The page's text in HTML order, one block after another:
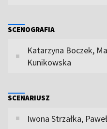
SCENOGRAFIA
Katarzyna Boczek,
Kunikowska
SCENARIUSZ
Iwona Strzałka,